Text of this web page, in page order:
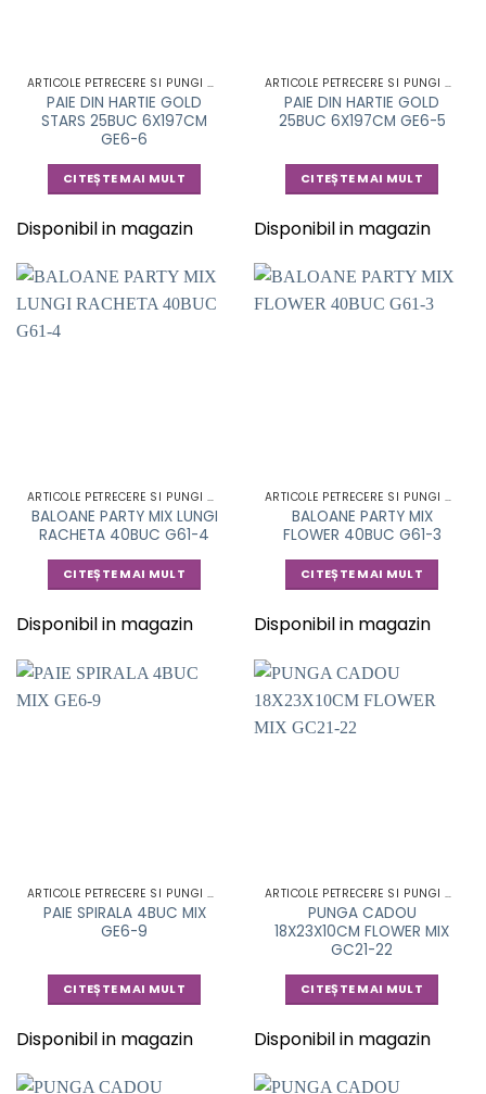
ARTICOLE PETRECERE SI PUNGI CADOU
PAIE DIN HARTIE GOLD
STARS 25BUC 6X197CM
GE6-6
CITEȘTE MAI MULT
Disponibil in magazin
ARTICOLE PETRECERE SI PUNGI CADOU
PAIE DIN HARTIE GOLD
25BUC 6X197CM GE6-5
CITEȘTE MAI MULT
Disponibil in magazin
ARTICOLE PETRECERE SI PUNGI CADOU
BALOANE PARTY MIX LUNGI
RACHETA 40BUC G61-4
CITEȘTE MAI MULT
Disponibil in magazin
ARTICOLE PETRECERE SI PUNGI CADOU
BALOANE PARTY MIX
FLOWER 40BUC G61-3
CITEȘTE MAI MULT
Disponibil in magazin
ARTICOLE PETRECERE SI PUNGI CADOU
PAIE SPIRALA 4BUC MIX
GE6-9
CITEȘTE MAI MULT
Disponibil in magazin
ARTICOLE PETRECERE SI PUNGI CADOU
PUNGA CADOU
18X23X10CM FLOWER MIX
GC21-22
CITEȘTE MAI MULT
Disponibil in magazin